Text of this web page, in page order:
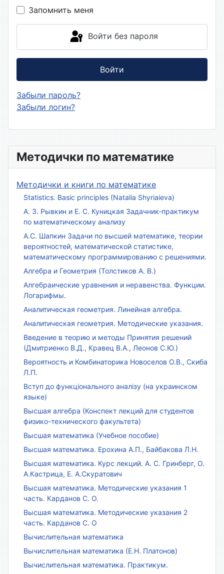
Методички по математике
Методички и книги по математике
Statistics. Basic principles (Natalia Shyriaieva)
А. З. Рывкин и Е. С. Куницкая Задачник-практикум
по математическому анализу
А.С. Шапкин Задачи по высшей математике, теории
вероятностей, математической статистике,
математическому программированию с решениями.
Алгебра и Геометрия (Толстиков А. В.)
Алгебраические уравнения и неравенства. Функции.
Логарифмы.
Аналитическая геометрия. Линейная алгебра.
Аналитическая геометрия. Методические указания.
Введение в теорию и методы Принятия решений
(Дмитриенко В.Д., Кравец В.А., Леонов С.Ю.)
Вероятность и Комбинаторика Новоселов О.В., Скиба
Л.П.
Вступ до функціонального аналізу (на украинском
языке)
Высшая алгебра (Конспект лекций для студентов
физико-технического факультета)
Высшая математика (Учебное пособие)
Высшая математика. Ерохина А.П., Байбакова Л.Н.
Высшая математика. Курс лекций. А. С. Гринберг, О.
А.Кастрица, Е. А.Скуратович
Высшая математика. Методические указания 1
часть. Карданов С. О.
Высшая математика. Методические указания 2
часть. Карданов С. О
Вычислительная математика
Вычислительная математика (Е.Н. Платонов)
Вычислительная математика. Практикум.
Запомнить меня
Войти без пароля
Войти
Забыли пароль?
Забыли логин?